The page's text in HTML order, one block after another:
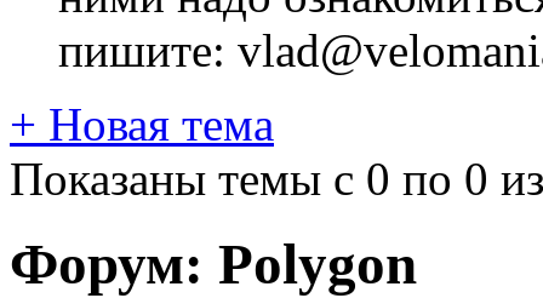
пишите:
+ Новая тема
Показаны темы с 0 по 0
Форум: Polygon